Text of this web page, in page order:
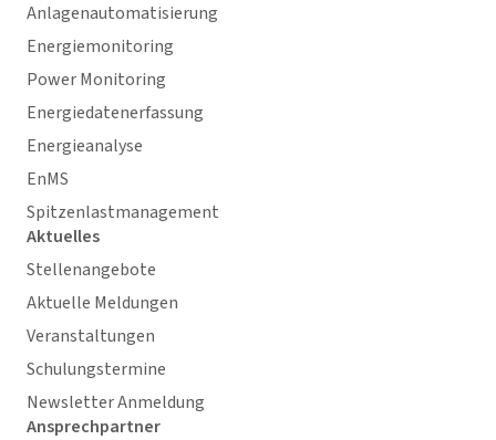
Anlagenautomatisierung
Energiemonitoring
Power Monitoring
Energiedatenerfassung
Energieanalyse
EnMS
Spitzenlastmanagement
Aktuelles
Stellenangebote
Aktuelle Meldungen
Veranstaltungen
Schulungstermine
Newsletter Anmeldung
Ansprechpartner